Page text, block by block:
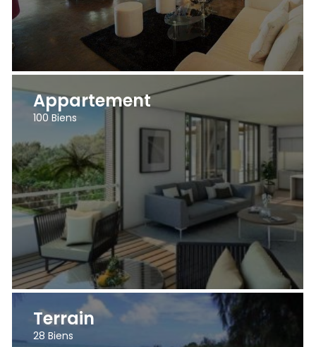
Appartement
100 Biens
Terrain
28 Biens